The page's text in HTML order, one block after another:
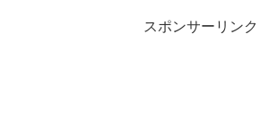
スポンサーリンク